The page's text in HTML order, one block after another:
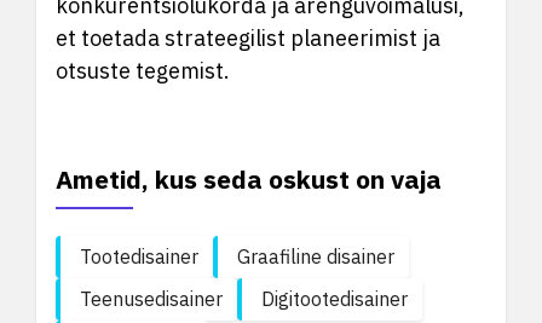
et toetada strateegilist planeerimist ja
otsuste tegemist.
Ametid, kus seda oskust on vaja
Tootedisainer
Graafiline disainer
Teenusedisainer
Digitootedisainer